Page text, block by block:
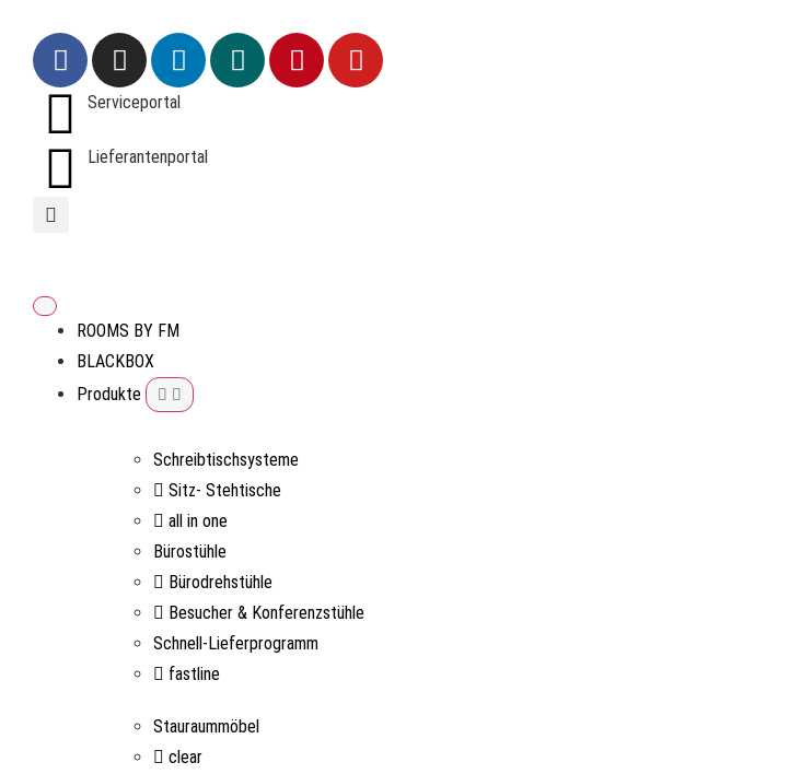
Serviceportal
Lieferantenportal
ROOMS BY FM
BLACKBOX
Produkte
Schreibtischsysteme
Sitz- Stehtische
all in one
Bürostühle
Bürodrehstühle
Besucher & Konferenzstühle
Schnell-Lieferprogramm
fastline
Stauraummöbel
clear